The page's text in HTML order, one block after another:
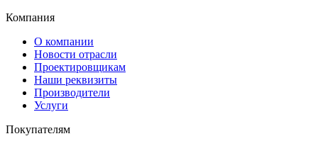
Компания
О компании
Новости отрасли
Проектировщикам
Наши реквизиты
Производители
Услуги
Покупателям